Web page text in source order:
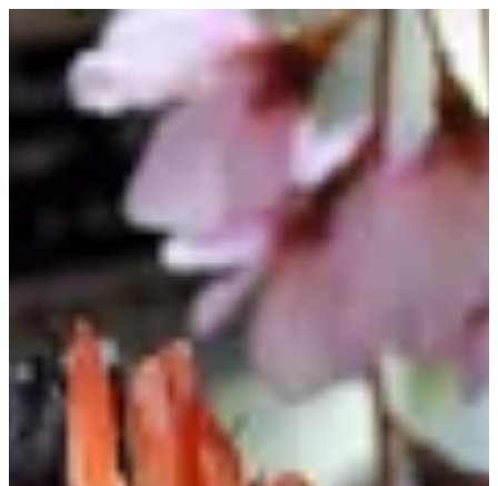
تسجيل الدخول
EN